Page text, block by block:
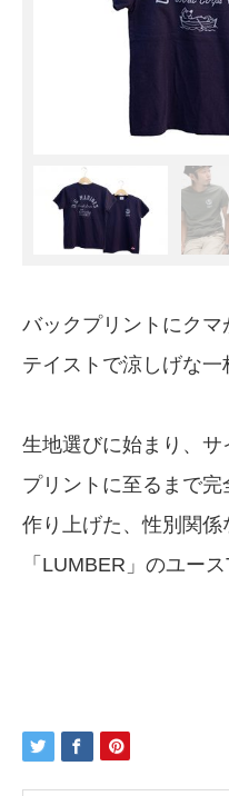
バックプリントにク
テイストで涼しげな一
生地選びに始まり、
プリントに至るまで
作り上げた、性別関係
「LUMBER」のユース